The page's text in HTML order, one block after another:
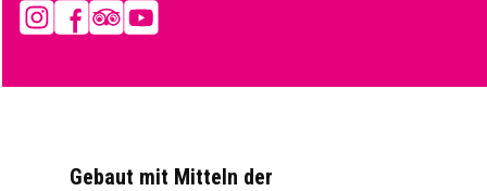
InstagramFacebook
Tripadvisor
YouTube
Gebaut mit Mitteln der